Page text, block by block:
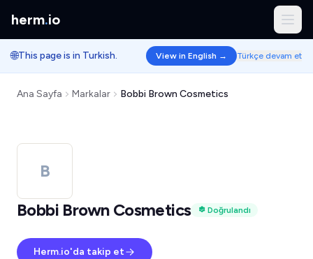
herm.io
🌐This page is in Turkish. View in English → Türkçe devam et
Ana Sayfa Markalar Bobbi Brown Cosmetics
B
Bobbi Brown Cosmetics
Doğrulandı
Herm.io'da takip et